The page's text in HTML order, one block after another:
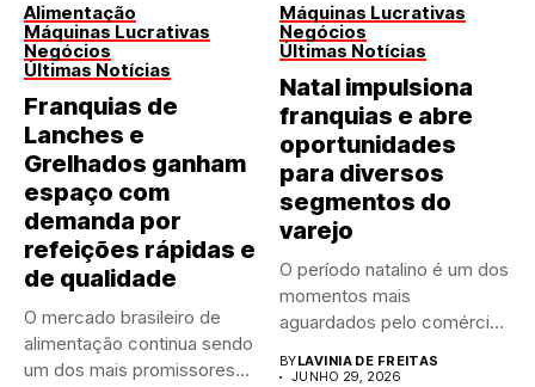
Alimentação
Máquinas Lucrativas
Negócios
Últimas Notícias
Franquias de
Lanches e
Grelhados ganham
espaço com
demanda por
refeições rápidas e
de qualidade
O mercado brasileiro de
alimentação continua sendo
um dos mais promissores
Máquinas Lucrativas
Negócios
Últimas Notícias
Natal impulsiona
franquias e abre
oportunidades
para diversos
segmentos do
varejo
O período natalino é um dos
momentos mais
aguardados pelo comércio
BYLAVINIA DE FREITAS
JUNHO 29, 2026